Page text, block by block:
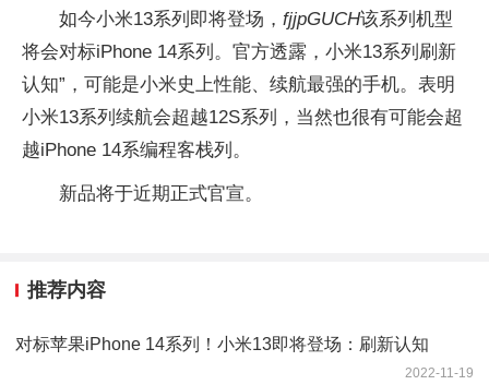
如今小米13系列即将登场， fjjpGUCH该系列机型
将会对标iPhone 14系列。官方透露，小米13系列刷新
认知”，可能是小米史上性能、续航最强的手机。表明
小米13系列续航会超越12S系列，当然也很有可能会超
越iPhone 14系编程客栈列。
新品将于近期正式官宣。
推荐内容
对标苹果iPhone 14系列！小米13即将登场：刷新认知
2022-11-19